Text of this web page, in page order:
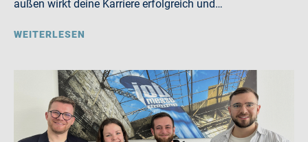
außen wirkt deine Karriere erfolgreich und…
WEITERLESEN